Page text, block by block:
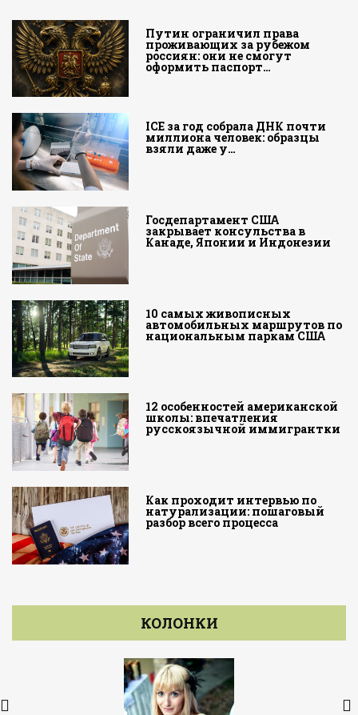
Путин ограничил права
проживающих за рубежом
россиян: они не смогут
оформить паспорт…
ICE за год собрала ДНК почти
миллиона человек: образцы
взяли даже у…
Госдепартамент США
закрывает консульства в
Канаде, Японии и Индонезии
10 самых живописных
автомобильных маршрутов по
национальным паркам США
12 особенностей американской
школы: впечатления
русскоязычной иммигрантки
Как проходит интервью по
натурализации: пошаговый
разбор всего процесса
КОЛОНКИ